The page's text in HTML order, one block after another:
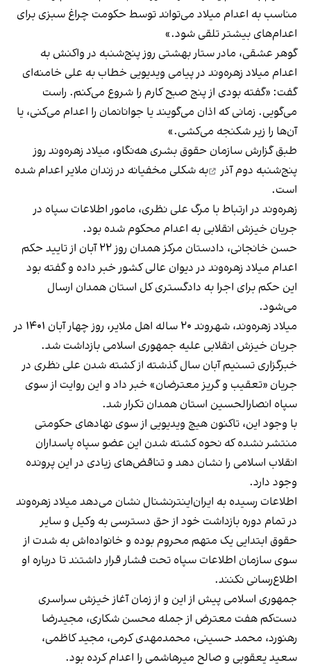
مناسب به اعدام میلاد می‌تواند توسط حکومت چراغ سبزی برای
اعدام‌های بیشتر تلقی شود.»
گوهر عشقی، مادر ستار بهشتی روز پنج‌شنبه در واکنش به
اعدام میلاد زهره‌وند در پیامی ویدیویی خطاب به علی خامنه‌ای
گفت: «گفته بودی از پنج صبح کارم را شروع می‌کنم. راست
می‌گویی. زمانی که اذان می‌گویند یا جوانانمان را اعدام می‌کنی، یا
آن‌ها را زیر شکنجه می‌کشی.»
طبق گزارش سازمان حقوق بشری هه‌نگاو، میلاد زهره‌وند روز
پنج‌شنبه دوم آذر
به شکلی مخفیانه در زندان ملایر اعدام شده
است.
زهره‌وند در ارتباط با مرگ علی نظری، مامور اطلاعات سپاه در
جریان خیزش انقلابی به اعدام محکوم شده بود.
حسن خانجانی، دادستان مرکز همدان روز ۲۲ آبان از تایید حکم
اعدام میلاد زهره‌وند در دیوان عالی کشور خبر داده و گفته بود
این حکم برای اجرا به دادگستری کل استان همدان ارسال
می‌شود.
میلاد زهره‌وند، شهروند ۲۰ ساله اهل ملایر، روز چهار آبان ۱۴۰۱ در
جریان خیزش انقلابی علیه جمهوری اسلامی بازداشت شد.
خبرگزاری تسنیم آبان‌ سال گذشته از کشته شدن علی نظری در
جریان «تعقیب و گریز معترضان» خبر داد و این روایت از سوی
سپاه انصارالحسین استان همدان تکرار شد.
با وجود این، تاکنون هیچ ویدیویی از سوی نهادهای حکومتی
منتشر نشده که نحوه کشته شدن این عضو سپاه پاسداران
انقلاب اسلامی را نشان دهد و تناقض‌های زیادی در این پرونده
وجود دارد.
اطلاعات رسیده به ایران‌اینترنشنال نشان می‌دهد میلاد زهره‌وند
در تمام دوره بازداشت خود از حق دسترسی به وکیل و سایر
حقوق ابتدایی یک متهم محروم بوده و خانواده‌اش به شدت از
سوی سازمان اطلاعات سپاه تحت فشار قرار داشتند تا درباره او
اطلاع‌رسانی نکنند.
جمهوری اسلامی پیش از این و از زمان آغاز خیزش سراسری
دست‌کم هفت معترض از جمله محسن شکاری، مجیدرضا
رهنورد، محمد حسینی، محمدمهدی کرمی، مجید کاظمی،
سعید یعقوبی و صالح میرهاشمی را اعدام کرده بود.